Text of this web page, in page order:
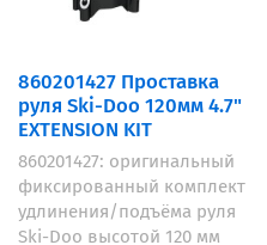
860201427 Проставка
руля Ski-Doo 120мм 4.7"
EXTENSION KIT
860201427: оригинальный
фиксированный комплект
удлинения/подъёма руля
Ski-Doo высотой 120 мм